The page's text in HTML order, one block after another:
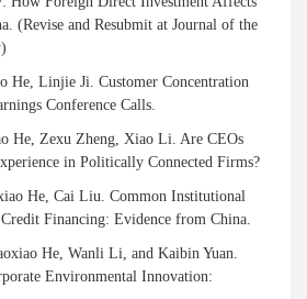
(Revise and Resubmit at Journal of the
He, Linjie Ji. Customer Concentration
Conference Calls.
He, Zexu Zheng, Xiao Li. Are CEOs
in Politically Connected Firms?
He, Cai Liu. Common Institutional
Financing: Evidence from China.
He, Wanli Li, and Kaibin Yuan.
Environmental Innovation: